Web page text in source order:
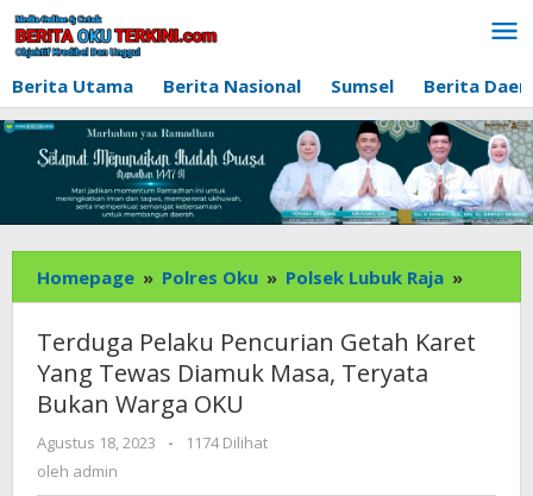
Lewati
ke
konten
Berita Utama
Berita Nasional Sumsel Berita
Homepage » Polres Oku » Polsek Lubuk Raja »
Pelaku
Getah
Terduga Pelaku Pencurian Getah Karet
Yang Tewas Diamuk Masa, Teryata
Bukan Warga OKU
Agustus 18, 2023
oleh
-
1174 Dilihat
oleh admin